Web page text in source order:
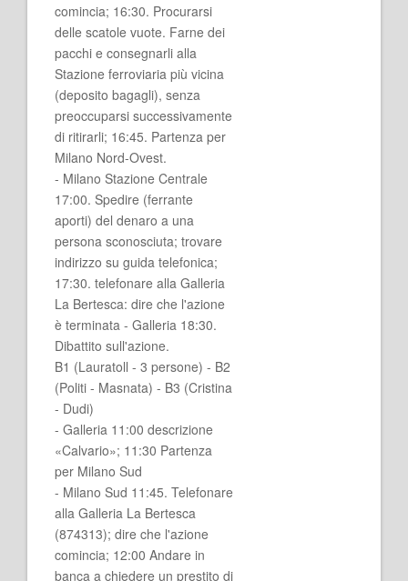
comincia; 16:30. Procurarsi
delle scatole vuote. Farne dei
pacchi e consegnarli alla
Stazione ferroviaria più vicina
(deposito bagagli), senza
preoccuparsi successivamente
di ritirarli; 16:45. Partenza per
Milano Nord-Ovest.
- Milano Stazione Centrale
17:00. Spedire (ferrante
aporti) del denaro a una
persona sconosciuta; trovare
indirizzo su guida telefonica;
17:30. telefonare alla Galleria
La Bertesca: dire che l'azione
è terminata - Galleria 18:30.
Dibattito sull'azione.
B1 (Lauratoll - 3 persone) - B2
(Politi - Masnata) - B3 (Cristina
- Dudi)
- Galleria 11:00 descrizione
«Calvario»; 11:30 Partenza
per Milano Sud
- Milano Sud 11:45. Telefonare
alla Galleria La Bertesca
(874313); dire che l'azione
comincia; 12:00 Andare in
banca a chiedere un prestito di